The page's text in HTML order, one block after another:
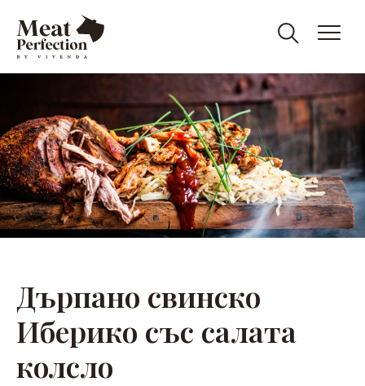
Meat
Perfection
Meat
&
Дърпано свинско
Иберико със салата
колсло